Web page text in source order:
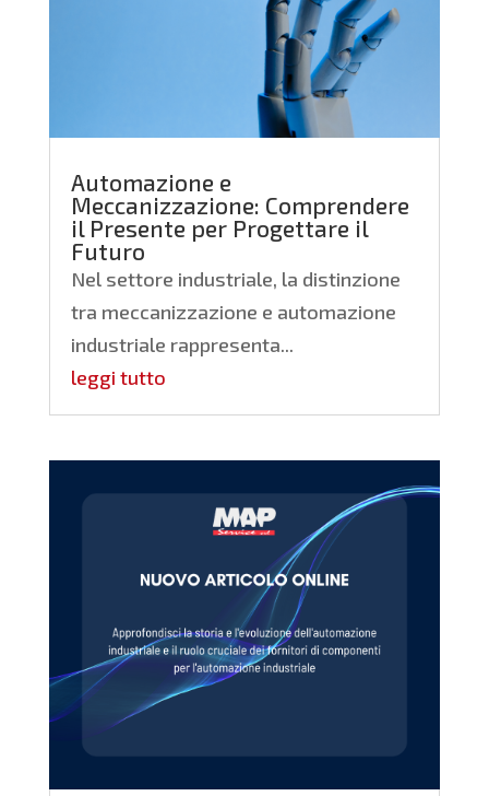
Automazione e
Meccanizzazione: Comprendere
il Presente per Progettare il
Futuro
Nel settore industriale, la distinzione
tra meccanizzazione e automazione
industriale rappresenta...
leggi tutto